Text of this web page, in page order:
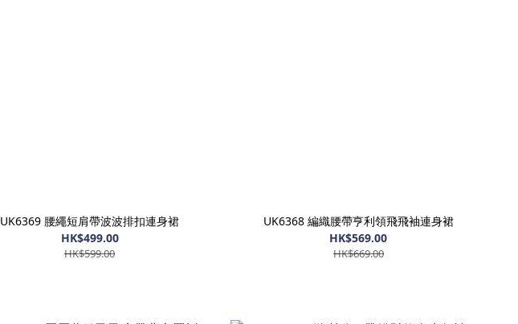
UK6369 腰繩短肩帶波波排扣連身裙
HK$499.00
HK$599.00
UK6368 編織腰帶亨利領飛飛袖連身裙
HK$569.00
HK$669.00